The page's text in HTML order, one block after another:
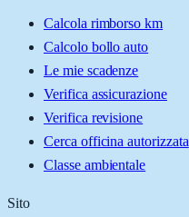
Calcola rimborso km
Calcolo bollo auto
Le mie scadenze
Verifica assicurazione
Verifica revisione
Cerca officina autorizzata
Classe ambientale
Sito